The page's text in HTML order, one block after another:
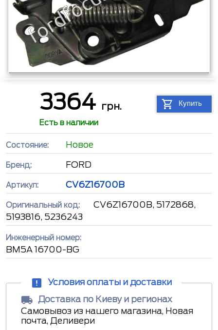
3364 грн. Купить
Есть в наличии
Состояние: Новое
Бренд: FORD
Артикул: CV6Z16700B
Оригинальный код:
CV6Z16700B, 5172868,
5193816, 5236243
Инженерный номер:
BM5A 16700-BG
Условия оплаты и доставки
Доставка по Киеву и регионах
Самовывоз из нашего магазина, Новая
почта, Деливери